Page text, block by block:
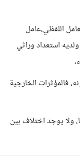
اللفظي،عامل
ولديه استعداد وراثي
فالمؤثرات الخارجية
ولا يوجد اختلاف بين